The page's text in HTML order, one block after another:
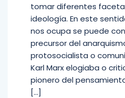
tomar diferentes
ideología. En este
nos ocupa se puede
precursor del
protosocialista o
Karl Marx elogiaba o
pionero del
[…]